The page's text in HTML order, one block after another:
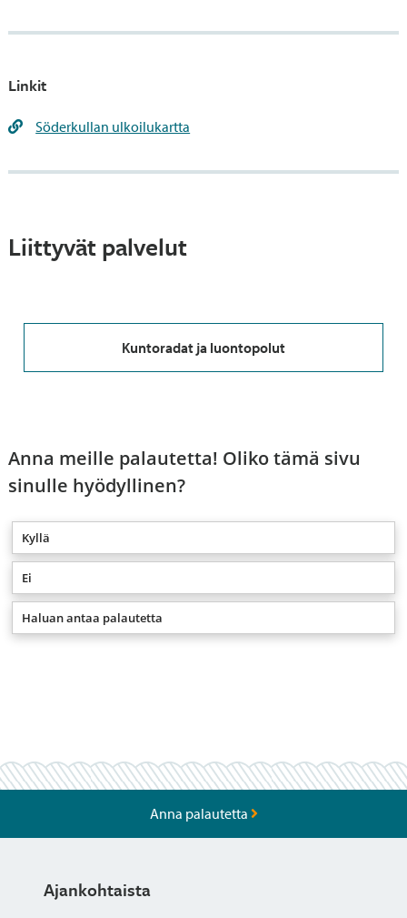
Linkit
Söderkullan ulkoilukartta
Liittyvät palvelut
Kuntoradat ja luontopolut
Anna meille palautetta! Oliko tämä sivu
sinulle hyödyllinen?
Kyllä
Ei
Haluan antaa palautetta
Anna palautetta
Ajankohtaista